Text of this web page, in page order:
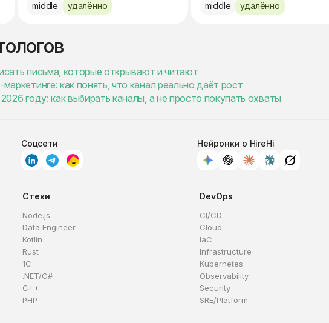
middle удалённо middle удалённо
письма, которые открывают и читают
как понять, что канал реально даёт рост
году: как выбирать каналы, а не просто покупать охваты
Соцсети Нейронки о HireHi
Стеки
Node.js
Data Engineer
Kotlin
Rust
1C
.NET/C#
C++
PHP
DevOps
CI/CD
Cloud
IaC
Infrastructure
Kubernetes
Observability
Security
SRE/Platform